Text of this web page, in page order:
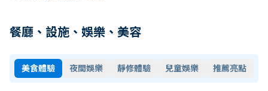
餐廳、設施、娛樂、美容
美食體驗 夜間娛樂 靜修體驗 兒童娛樂 推薦亮點